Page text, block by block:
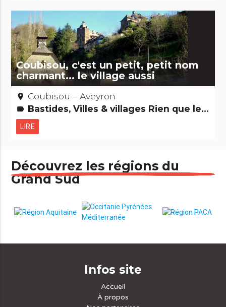
Coubisou, c'est un petit, petit nom
charmant... le village aussi
place Coubisou – Aveyron
label Bastides, Villes & villages Rien que le nom m'amuse...
LIRE
Découvrez les régions du
Grand Sud
Infos site
Accueil
À propos